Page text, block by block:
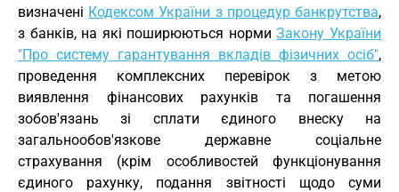
визначені Кодексом України з процедур банкрутства,
з банків, на які поширюються нормиЗакону України
"Про систему гарантування вкладів фізичних осіб",
проведення комплексних перевірок з метою
виявлення фінансових рахунків та погашення
зобов'язань зі сплати єдиного внеску на
загальнообов'язкове державне соціальне
страхування (крім особливостей функціонування
єдиного рахунку, подання звітності щодо суми